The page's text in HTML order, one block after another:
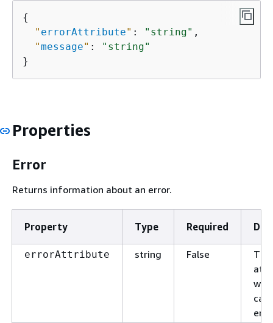
{
" errorAttribute" : "string" ,
"message" :
"string"
}
Properties
Error
Returns information about an error.
Property Type Required
errorAttribute string False
The